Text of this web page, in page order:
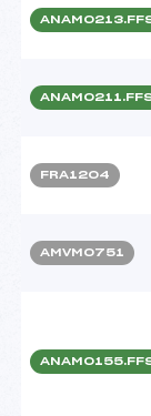
FRA1204
AMVM0751